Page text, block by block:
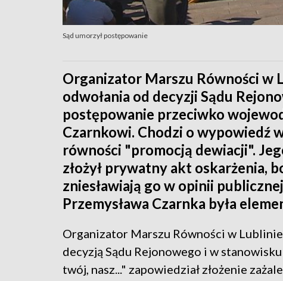
Sąd umorzył postępowanie
Organizator Marszu Równości w
odwołania od decyzji Sądu
postępowanie przeciwko
Czarnkowi. Chodzi o wypowiedź
równości "promocją dewiacji".
złożył prywatny akt oskarżenia,
zniesławiają go w opinii
Przemysława Czarnka była
Organizator Marszu Równości w
decyzją Sądu Rejonowego i w
twój, nasz..." zapowiedział złożenie